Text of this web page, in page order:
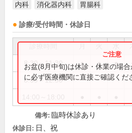
内科 消化器内科 胃腸科
診療/受付時間・休診日
8:30～11:30 ● ● ●
8:30～12:30
お盆(8月中旬)は休診・休業の場
に必ず医療機関に直接ご確認くだ
備考: 臨時休診あり
休診日: 日、祝